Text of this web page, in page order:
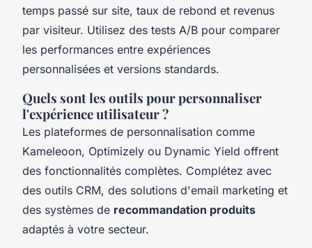
temps passé sur site, taux de rebond et revenus
par visiteur. Utilisez des tests A/B pour comparer
les performances entre expériences
personnalisées et versions standards.
Quels sont les outils pour personnaliser
l'expérience utilisateur ?
Les plateformes de personnalisation comme
Kameleoon, Optimizely ou Dynamic Yield offrent
des fonctionnalités complètes. Complétez avec
des outils CRM, des solutions d'email marketing et
des systèmes de recommandation produits
adaptés à votre secteur.